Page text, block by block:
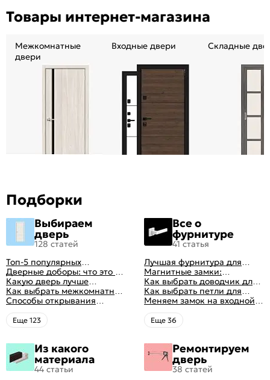
Товары интернет-магазина
Межкомнатные
двери
Входные двери Складные
Подборки
Выбираем
дверь
128 статей
Топ-5 популярных
межкомнатных дверей
Дверные доборы: что это и
зачем они нужны
Какую дверь лучше
поставить в ванную
комнату
Как выбрать межкомнатные
двери: какие
межкомнатные двери
лучше
Способы открывания
межкомнатных дверей (с
фото-примерами)
Eще 123
Все о
фурнитуре
41 статья
Лучшая фурнитура для
дверей: как выбрать
правильно
Магнитные замки:
особенности и принцип
работы
Как выбрать доводчик для
входной двери: советы от
профессионалов
Как выбрать петли для
межкомнатных дверей
Меняем замок на входной
двери
Eще 36
Из какого
материала
44 статьи
Ремонтируем
дверь
38 статей